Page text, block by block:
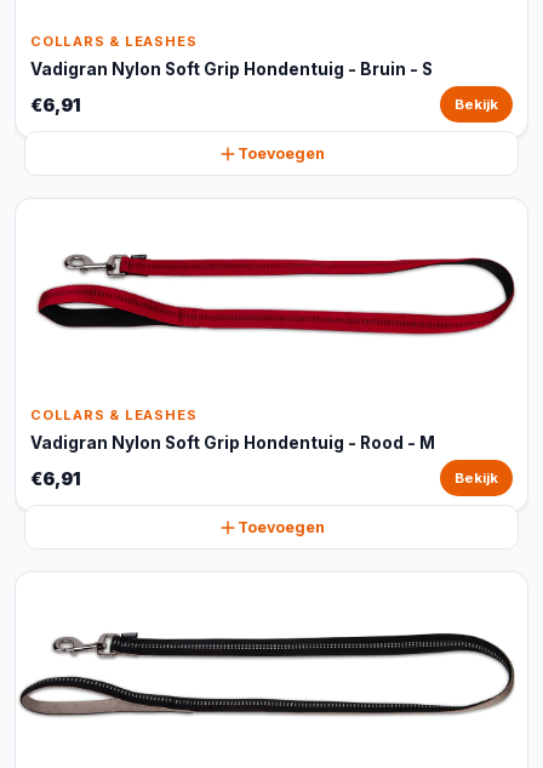
COLLARS & LEASHES
Vadigran Nylon Soft Grip Hondentuig - Bruin - S
€6,91 Bekijk
Toevoegen
COLLARS & LEASHES
Vadigran Nylon Soft Grip Hondentuig - Rood - M
€6,91 Bekijk
Toevoegen